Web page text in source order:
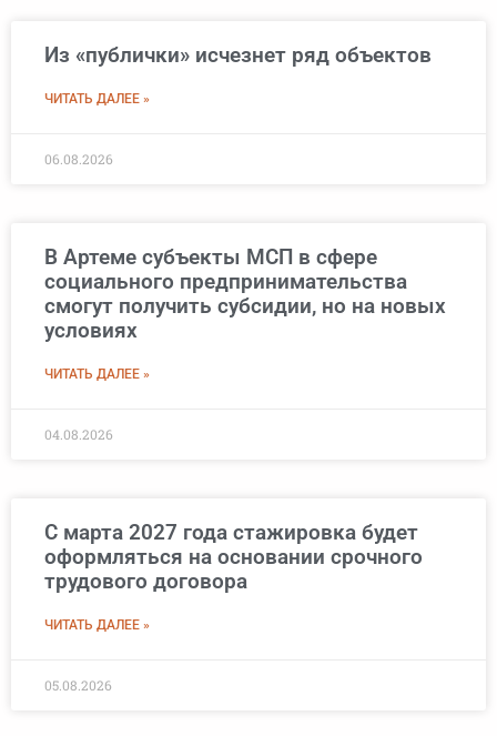
Из «публички» исчезнет ряд объектов
ЧИТАТЬ ДАЛЕЕ »
06.08.2026
В Артеме субъекты МСП в сфере
социального предпринимательства
смогут получить субсидии, но на новых
условиях
ЧИТАТЬ ДАЛЕЕ »
04.08.2026
С марта 2027 года стажировка будет
оформляться на основании срочного
трудового договора
ЧИТАТЬ ДАЛЕЕ »
05.08.2026